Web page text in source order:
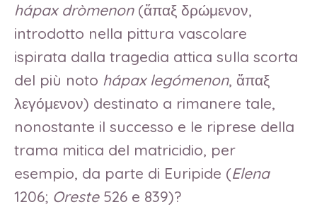
hápax dròmenon (ἅπαξ δρώμενον,
introdotto nella pittura vascolare
ispirata dalla tragedia attica sulla scorta
del più noto hápax legómenon, ἅπαξ
λεγόμενον) destinato a rimanere tale,
nonostante il successo e le riprese della
trama mitica del matricidio, per
esempio, da parte di Euripide (Elena
1206; Oreste526 e 839)?